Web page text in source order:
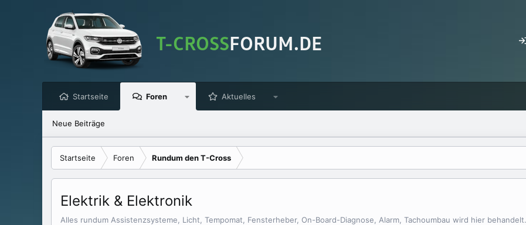
Startseite Foren Aktuelles
Neue Beiträge
Startseite Foren Rundum den T-Cross
Elektrik & Elektronik
Alles rundum Assistenzsysteme, Licht, Tempomat, Fensterheber, On-Board-Diagnose, Alarm, Tachoumbau wird hier behandelt.